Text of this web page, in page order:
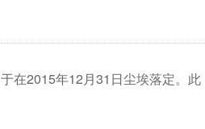
在2015年12月31日尘埃落定。此